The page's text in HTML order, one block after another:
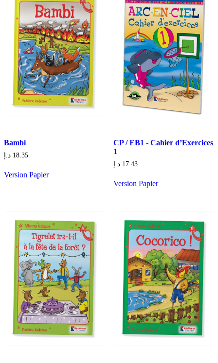
Bambi
18.35 د.إ
Version Papier
CP / EB1 - Cahier d’Exercices
1
17.43 د.إ
Version Papier